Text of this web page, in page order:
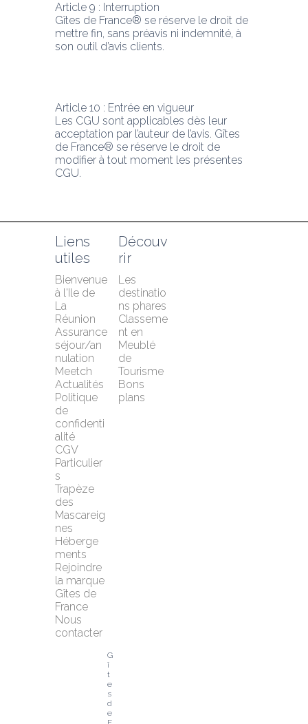
Article 9 : Interruption
Gîtes de France® se réserve le droit de
mettre fin, sans préavis ni indemnité, à
son outil d’avis clients.
Article 10 : Entrée en vigueur
Les CGU sont applicables dès leur
acceptation par l’auteur de l’avis. Gîtes
de France® se réserve le droit de
modifier à tout moment les présentes
CGU.
Liens
utiles
Bienvenue
à l'Ile de
La
Réunion
Assurance
séjour/an
nulation
Meetch
Actualités
Politique
de
confidenti
alité
CGV
Particulier
s
Trapèze
des
Mascareig
nes
Héberge
ments
Rejoindre
la marque
Gîtes de
France
Nous
contacter
Découv
rir
Les
destinatio
ns phares
Classeme
nt en
Meublé
de
Tourisme
Bons
plans
G
î
t
e
s
d
e